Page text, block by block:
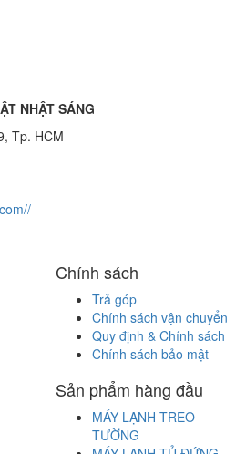
NHẬT SÁNG
Tp. HCM
Chính sách
Trả góp
Chính sách vận chuyển
Quy định & Chính sách
Chính sách bảo mật
Sản phẩm hàng đầu
MÁY LẠNH TREO
TƯỜNG